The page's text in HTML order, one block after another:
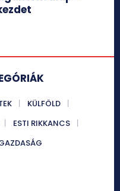
KÜLFÖLD
ESTI RIKKANCS